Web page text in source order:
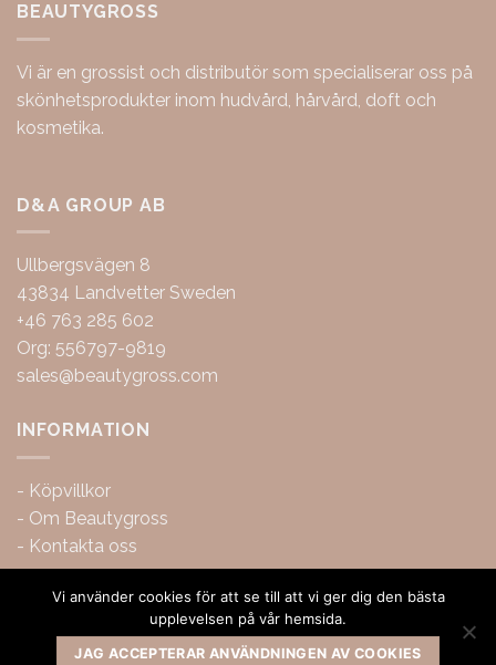
BEAUTYGROSS
Vi är en grossist och distributör som specialiserar oss på
skönhetsprodukter inom hudvård, hårvård, doft och
kosmetika.
D&A GROUP AB
Ullbergsvägen 8
43834 Landvetter Sweden
+46 763 285 602
Org: 556797-9819
sales@beautygross.com
INFORMATION
- Köpvillkor
- Om Beautygross
- Kontakta oss
Vi använder cookies för att se till att vi ger dig den bästa
upplevelsen på vår hemsida.
JAG ACCEPTERAR ANVÄNDNINGEN AV COOKIES